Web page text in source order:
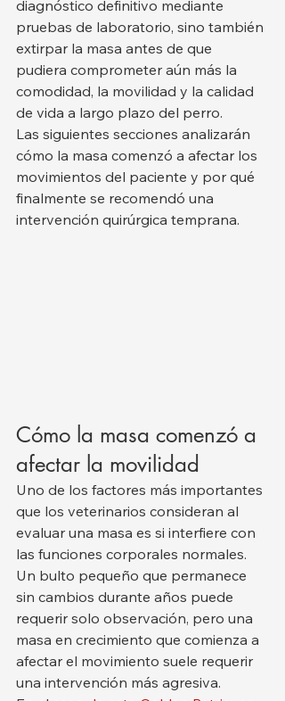
diagnóstico definitivo mediante
pruebas de laboratorio, sino también
extirpar la masa antes de que
pudiera comprometer aún más la
comodidad, la movilidad y la calidad
de vida a largo plazo del perro.
Las siguientes secciones analizarán
cómo la masa comenzó a afectar los
movimientos del paciente y por qué
finalmente se recomendó una
intervención quirúrgica temprana.
Cómo la masa comenzó a
afectar la movilidad
Uno de los factores más importantes
que los veterinarios consideran al
evaluar una masa es si interfiere con
las funciones corporales normales.
Un bulto pequeño que permanece
sin cambios durante años puede
requerir solo observación, pero una
masa en crecimiento que comienza a
afectar el movimiento suele requerir
una intervención más agresiva.